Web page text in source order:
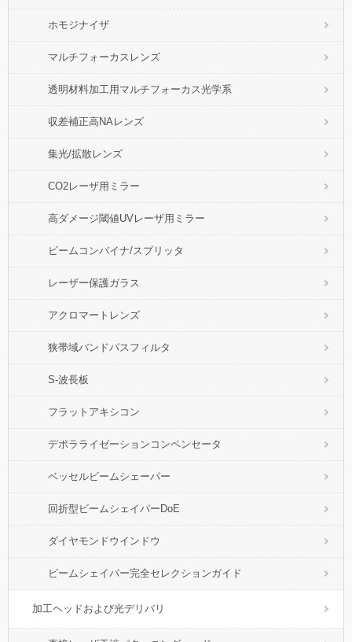
ホモジナイザ
マルチフォーカスレンズ
透明材料加工用マルチフォーカス光学系
収差補正高NAレンズ
集光/拡散レンズ
CO2レーザ用ミラー
高ダメージ閾値UVレーザ用ミラー
ビームコンバイナ/スプリッタ
レーザー保護ガラス
アクロマートレンズ
狭帯域バンドパスフィルタ
S-波長板
フラットアキシコン
デポラライゼーションコンペンセータ
ベッセルビームシェーパー
回折型ビームシェイパーDoE
ダイヤモンドウインドウ
ビームシェイパー完全セレクションガイド
加工ヘッドおよび光デリバリ